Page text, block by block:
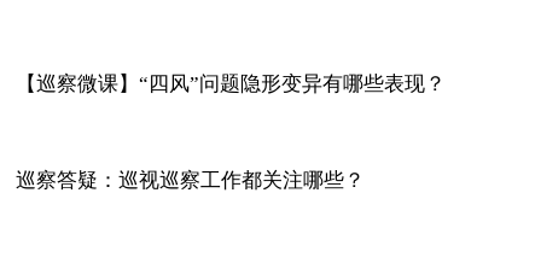
【巡察微课】“四风”问题隐形变异有哪些表现？
巡察答疑：巡视巡察工作都关注哪些？